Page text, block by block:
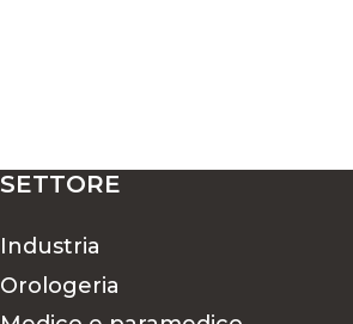
SETTORE
Industria
Orologeria